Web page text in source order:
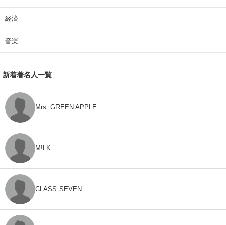
経済
音楽
新着著名人一覧
Mrs. GREEN APPLE
M!LK
CLASS SEVEN